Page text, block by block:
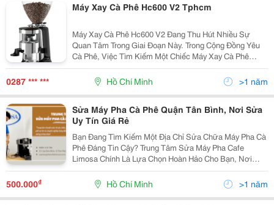
Máy Xay Cà Phê Hc600 V2 Tphcm
Máy Xay Cà Phê Hc600 V2 Đang Thu Hút Nhiều Sự
Quan Tâm Trong Giai Đoạn Này. Trong Cộng Đồng Yêu
Cà Phê, Việc Tìm Kiếm Một Chiếc Máy Xay Cà Phê
Đáng Tin Cậy Và Hiệu Quả Luôn Là Một Điều Quan
Trọng. Máy Xay Cà Phê Không Chỉ Đơn Giản Là Công Cụ
Để Xay...
0287 *** *** Hồ Chí Minh >1 năm
Sửa Máy Pha Cà Phê Quận Tân Bình, Nơi Sửa
Uy Tín Giá Rẻ
Bạn Đang Tìm Kiếm Một Địa Chỉ Sửa Chữa Máy Pha Cà
Phê Đáng Tin Cậy? Trung Tâm Sửa Máy Pha Cafe
Limosa Chính Là Lựa Chọn Hoàn Hảo Cho Bạn, Nơi
Cung Cấp Giải Pháp Nhanh Chóng Và Chuyên Nghiệp
Cho Mọi Vấn Đề Liên Quan Đến Máy Pha Cà Phê. Hãy
Gọi Ngay...
500.000₫ Hồ Chí Minh >1 năm